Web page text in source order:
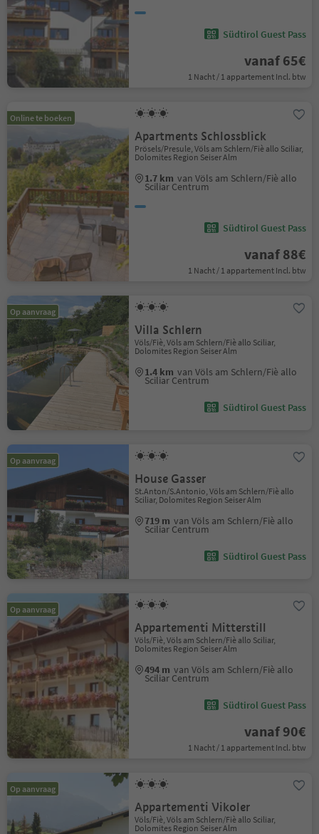
Südtirol Guest Pass
vanaf 65€
1 Nacht / 1 appartement Incl. btw
Online te boeken
Apartments Schlossblick
Prösels/Presule, Völs am Schlern/Fiè allo Sciliar,
Dolomites Region Seiser Alm
1.7 km van Völs am Schlern/Fiè allo
Sciliar Centrum
Südtirol Guest Pass
vanaf 88€
1 Nacht / 1 appartement Incl. btw
Op aanvraag
Villa Schlern
Völs/Fiè, Völs am Schlern/Fiè allo Sciliar,
Dolomites Region Seiser Alm
1.4 km van Völs am Schlern/Fiè allo
Sciliar Centrum
Südtirol Guest Pass
Op aanvraag
House Gasser
St.Anton/S.Antonio, Völs am Schlern/Fiè allo
Sciliar, Dolomites Region Seiser Alm
719 m van Völs am Schlern/Fiè allo
Sciliar Centrum
Südtirol Guest Pass
Op aanvraag
Appartementi Mitterstill
Völs/Fiè, Völs am Schlern/Fiè allo Sciliar,
Dolomites Region Seiser Alm
494 m van Völs am Schlern/Fiè allo
Sciliar Centrum
Südtirol Guest Pass
vanaf 90€
1 Nacht / 1 appartement Incl. btw
Op aanvraag
Appartementi Vikoler
Völs/Fiè, Völs am Schlern/Fiè allo Sciliar,
Dolomites Region Seiser Alm